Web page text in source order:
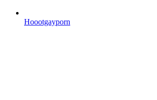
Hoootgayporn